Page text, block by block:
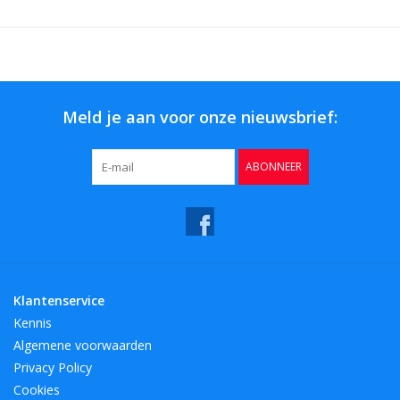
Meld je aan voor onze nieuwsbrief:
ABONNEER
Klantenservice
Kennis
Algemene voorwaarden
Privacy Policy
Cookies